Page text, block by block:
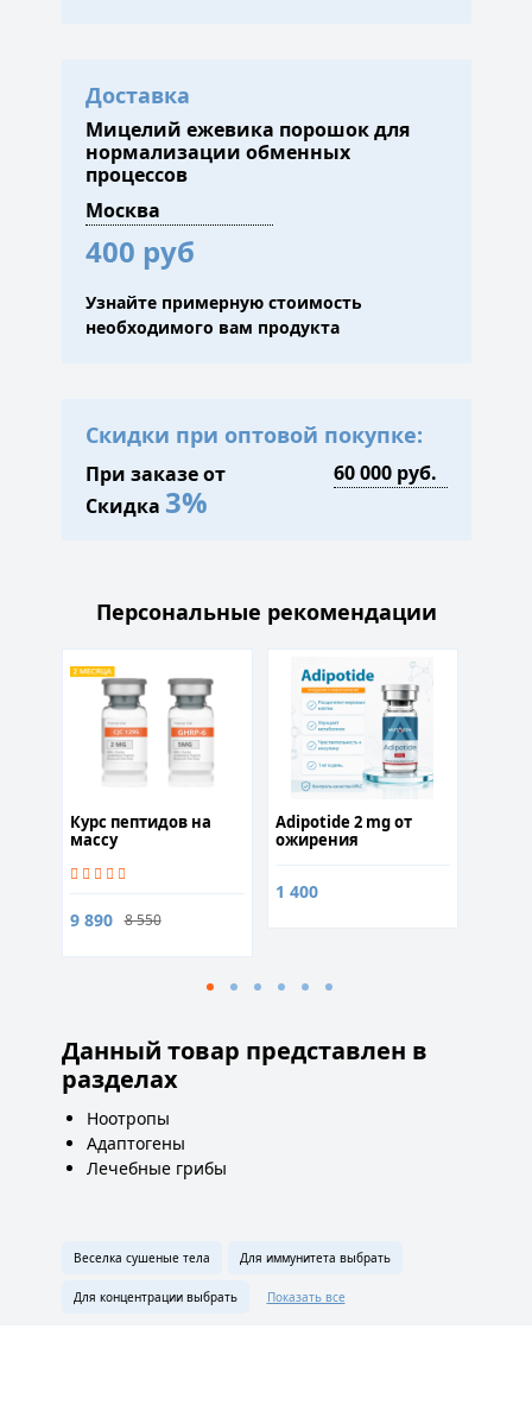
Доставка
Мицелий ежевика порошок для
нормализации обменных
процессов
400 руб
Узнайте примерную стоимость
необходимого вам продукта
Скидки при оптовой покупке:
При заказе от
Скидка 3%
Персональные рекомендации
Курс пептидов на
массу
9 890 8 550
Adipotide 2 mg от
ожирения
1 400
Данный товар представлен в
разделах
Ноотропы
Адаптогены
Лечебные грибы
Веселка сушеные тела Для иммунитета выбрать
Для концентрации выбрать Показать все